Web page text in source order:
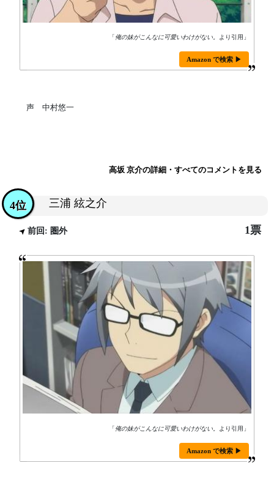
「俺の妹がこんなに可愛いわけがない。 より引用」
Amazon で検索 ▶
声 中村悠一
高坂 京介の詳細・すべてのコメントを見る
三浦 絃之介
4位
前回: 圏外 1票
「俺の妹がこんなに可愛いわけがない。 より引用」
Amazon で検索 ▶